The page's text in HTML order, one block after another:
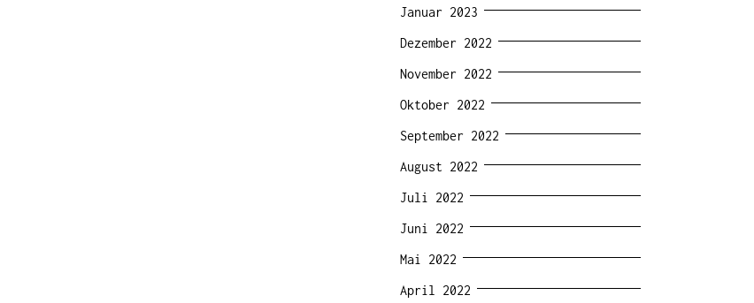
Januar 2023
Dezember 2022
November 2022
Oktober 2022
September 2022
August 2022
Juli 2022
Juni 2022
Mai 2022
April 2022